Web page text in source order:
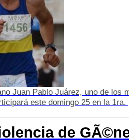
Juan Pablo Juárez, uno de los
este domingo 25 en la 1ra.
de